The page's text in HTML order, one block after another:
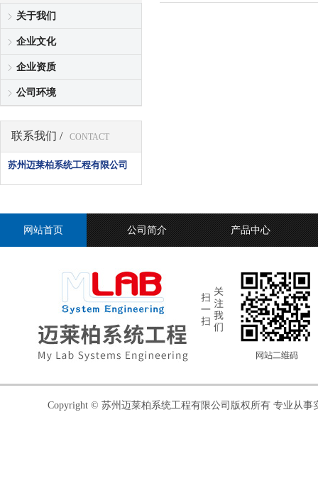
关于我们
企业文化
企业资质
公司环境
联系我们 / CONTACT
苏州迈莱柏系统工程有限公司
网站首页 公司简介 产品中心
Copyright © 苏州迈莱柏系统工程有限公司版权所有 专业从